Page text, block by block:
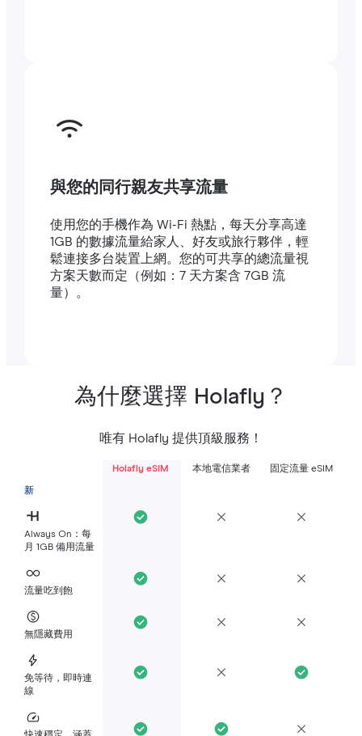
與您的同行親友共享流量
使用您的手機作為 Wi-Fi 熱點，每天分享高達
1GB 的數據流量給家人、好友或旅行夥伴，輕
鬆連接多台裝置上網。您的可共享的總流量視
方案天數而定（例如：7 天方案含 7GB 流
量）。
為什麼選擇 Holafly？
唯有 Holafly 提供頂級服務！
Holafly eSIM 本地電信業者 固定流量 eSIM
新
Always On：每
月 1GB 備用流量
流量吃到飽
無隱藏費用
免等待，即時連
線